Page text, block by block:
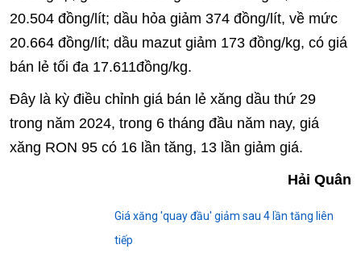
20.504 đồng/lít; dầu hỏa giảm 374 đồng/lít, về mức
20.664 đồng/lít; dầu mazut giảm 173 đồng/kg, có giá
bán lẻ tối đa 17.611đồng/kg.
Đây là kỳ điều chỉnh giá bán lẻ xăng dầu thứ 29
trong năm 2024, trong 6 tháng đầu năm nay, giá
xăng RON 95 có 16 lần tăng, 13 lần giảm giá.
Hải Quân
Giá xăng 'quay đầu' giảm sau 4 lần tăng liên
tiếp